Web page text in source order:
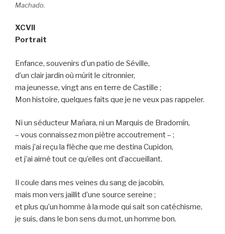
Machado.
XCVII
Portrait
Enfance, souvenirs d’un patio de Séville,
d’un clair jardin où mûrit le citronnier,
ma jeunesse, vingt ans en terre de Castille ;
Mon histoire, quelques faits que je ne veux pas rappeler.
Ni un séducteur Mañara, ni un Marquis de Bradomín,
– vous connaissez mon piètre accoutrement – ;
mais j’ai reçu la flèche que me destina Cupidon,
et j’ai aimé tout ce qu’elles ont d’accueillant.
Il coule dans mes veines du sang de jacobin,
mais mon vers jaillit d’une source sereine ;
et plus qu’un homme à la mode qui sait son catéchisme,
je suis, dans le bon sens du mot, un homme bon.